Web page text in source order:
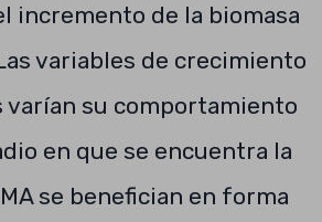
incremento de la biomasa
variables de crecimiento
varían su comportamiento
en que se encuentra la
se benefician en forma